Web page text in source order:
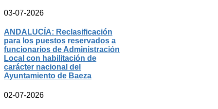
03-07-2026
ANDALUCÍA: Reclasificación
para los puestos reservados a
funcionarios de Administración
Local con habilitación de
carácter nacional del
Ayuntamiento de Baeza
02-07-2026